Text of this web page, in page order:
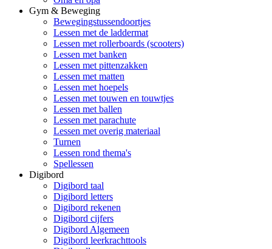
Gym & Beweging
Bewegingstussendoortjes
Lessen met de laddermat
Lessen met rollerboards (scooters)
Lessen met banken
Lessen met pittenzakken
Lessen met matten
Lessen met hoepels
Lessen met touwen en touwtjes
Lessen met ballen
Lessen met parachute
Lessen met overig materiaal
Turnen
Lessen rond thema's
Spellessen
Digibord
Digibord taal
Digibord letters
Digibord rekenen
Digibord cijfers
Digibord Algemeen
Digibord leerkrachttools